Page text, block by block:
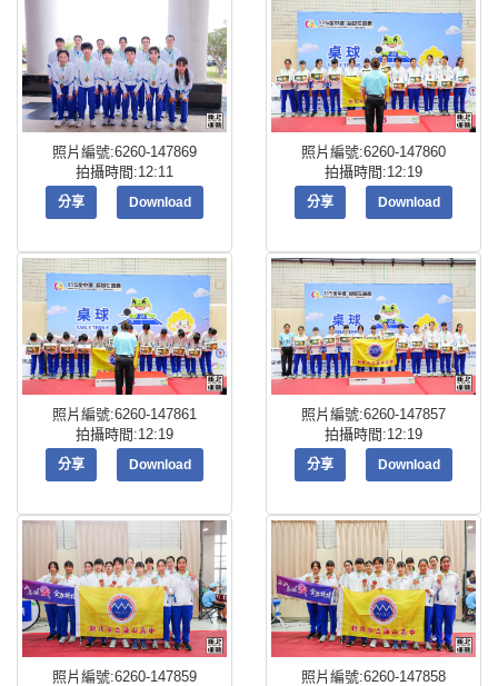
照片編號:6260-147869
拍攝時間:12:11
分享 Download
照片編號:6260-147860
拍攝時間:12:19
分享 Download
照片編號:6260-147861
拍攝時間:12:19
分享 Download
照片編號:6260-147857
拍攝時間:12:19
分享 Download
照片編號:6260-147859
照片編號:6260-147858